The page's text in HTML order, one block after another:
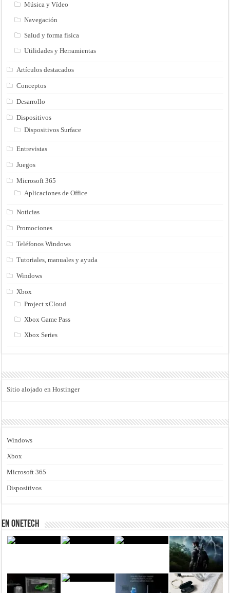
Música y Vídeo
Navegación
Salud y forma fisica
Utilidades y Herramientas
Artículos destacados
Conceptos
Desarrollo
Dispositivos
Dispositivos Surface
Entrevistas
Juegos
Microsoft 365
Aplicaciones de Office
Noticias
Promociones
Teléfonos Windows
Tutoriales, manuales y ayuda
Windows
Xbox
Project xCloud
Xbox Game Pass
Xbox Series
Sitio alojado en Hostinger
Windows
Xbox
Microsoft 365
Dispositivos
En Onetech